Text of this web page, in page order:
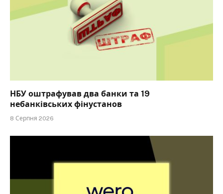
НБУ оштрафував два банки та 19
небанківських фінустанов
8 Серпня 2026